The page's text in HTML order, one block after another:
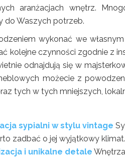
aranżacjach wnętrz.
do Waszych potrzeb.
wykonać we
kolejne czynności zgodnie z
odnajdują się w
możecie z
tych w tych mniejszych,
sypialni w stylu vintage
zadbać o jej wyjątkowy
i unikalne detale